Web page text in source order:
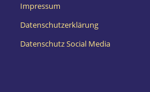
Impressum
Datenschutzerklärung
Datenschutz Social Media